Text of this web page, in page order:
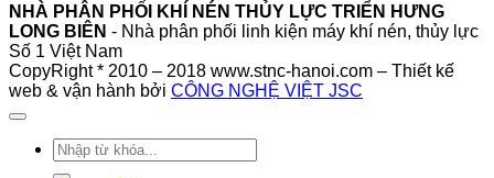
NHÀ PHÂN PHỐI KHÍ NÉN THỦY LỰC TRIỂN HƯNG
LONG BIÊN - Nhà phân phối linh kiện máy khí nén, thủy lực
Số 1 Việt Nam
CopyRight * 2010 – 2018 www.stnc-hanoi.com – Thiết kế
web & vận hành bởi CÔNG NGHỆ VIỆT JSC
Tìm
kiếm: